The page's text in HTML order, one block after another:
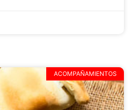
ACOMPAÑAMIENTOS